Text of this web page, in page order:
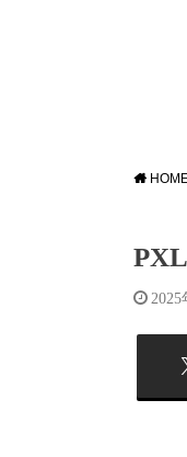
2025